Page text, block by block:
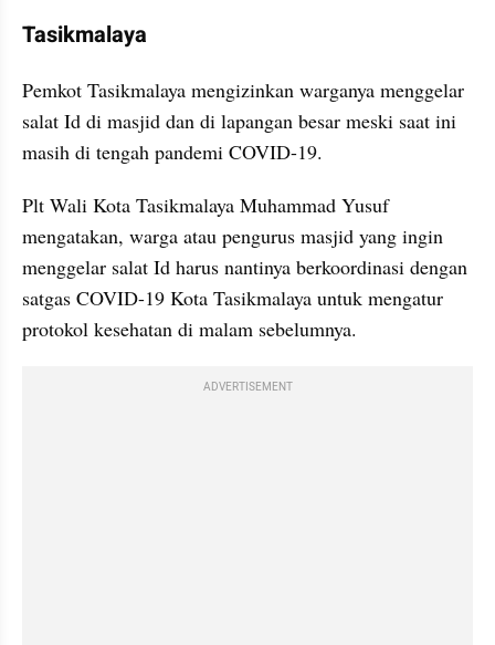
Tasikmalaya
Pemkot Tasikmalaya mengizinkan warganya menggelar
salat Id di masjid dan di lapangan besar meski saat ini
masih di tengah pandemi COVID-19.
Plt Wali Kota Tasikmalaya Muhammad Yusuf
mengatakan, warga atau pengurus masjid yang ingin
menggelar salat Id harus nantinya berkoordinasi dengan
satgas COVID-19 Kota Tasikmalaya untuk mengatur
protokol kesehatan di malam sebelumnya.
ADVERTISEMENT